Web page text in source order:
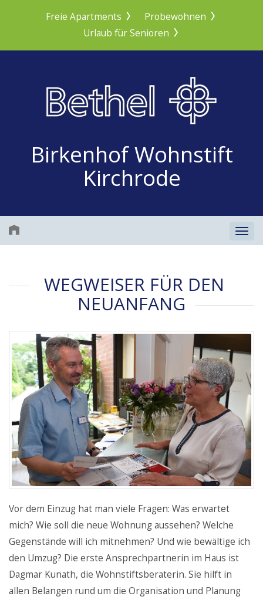
Freie Apartments
Probewohnen
Urlaub für Senioren
Birkenhof Wohnstift
Kirchrode
WEGWEISER FÜR DEN
NEUANFANG
Vor dem Einzug hat man viele Fragen: Was erwartet
mich? Wie soll die neue Wohnung aussehen? Welche
Gegenstände will ich mitnehmen? Und wie bewältige ich
den Umzug? Die erste Ansprechpartnerin im Haus ist
Dagmar Kunath, die Wohnstiftsberaterin. Sie hilft in
allen Belangen rund um die Organisation und Planung